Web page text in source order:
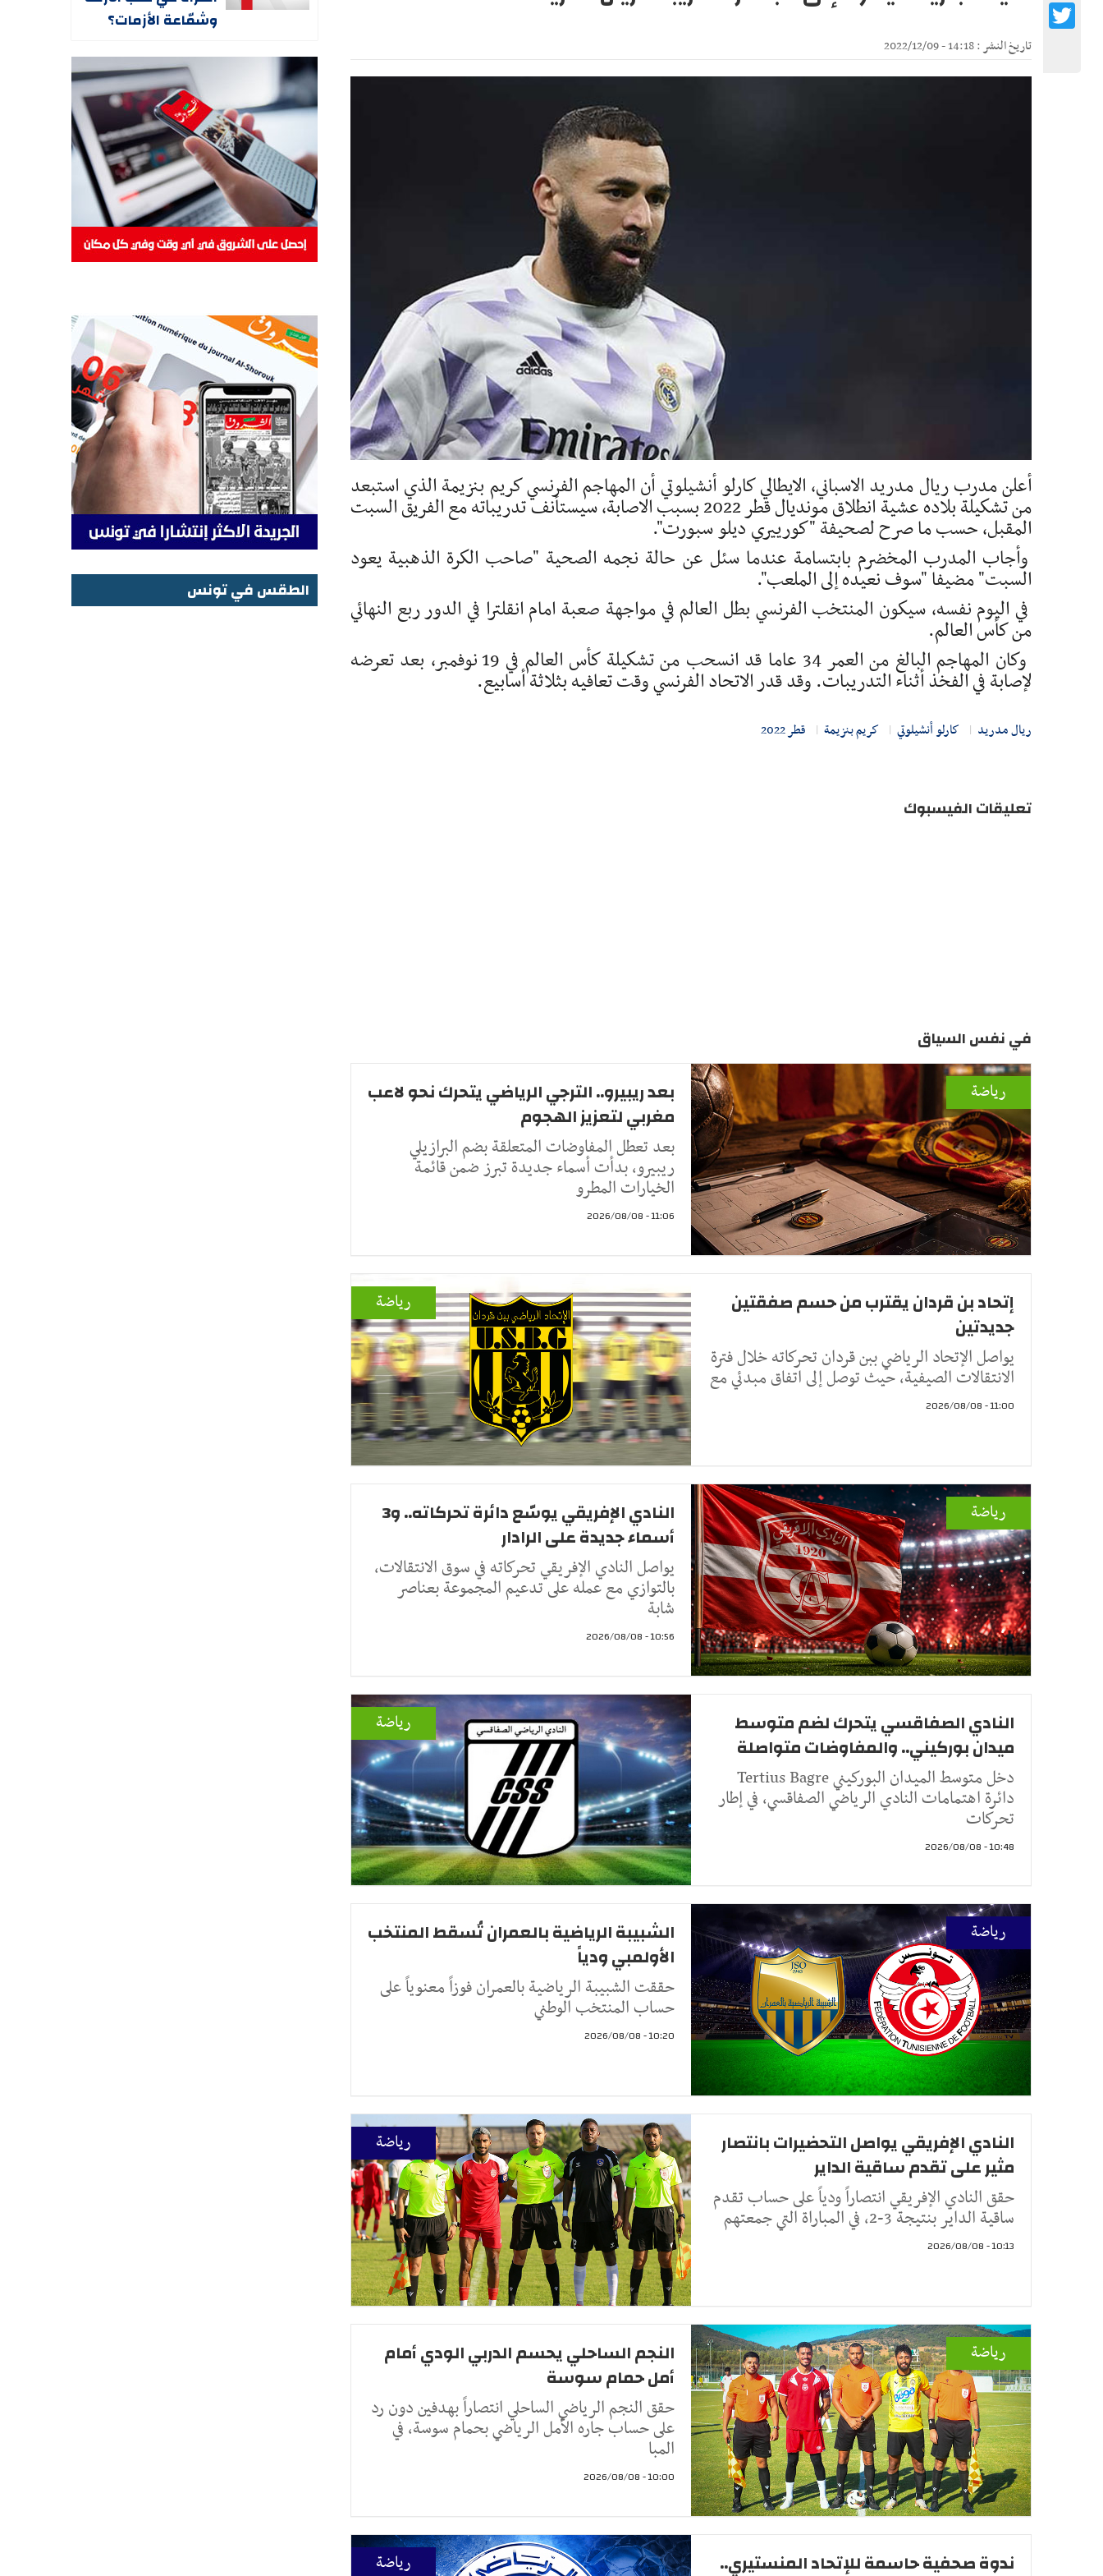
تاريخ النشر : 14:18 - 2022/12/09
أعلن مدرب ريال مدريد الاسباني, الايطالي كارلو أنشيلوتي أن المهاجم الفرنسي كريم بنزيمة الذي استبعد
من تشكيلة بلاده عشية انطلاق مونديال قطر 2022 بسبب الاصابة، سيستأنف تدريباته مع الفريق السبت
المقبل، حسب ما صرح لصحيفة "كورييري ديلو سبورت".
وأجاب المدرب المخضرم بابتسامة عندما سئل عن حالة نجمه الصحية "صاحب الكرة الذهبية يعود
السبت" مضيفا "سوف نعيده إلى الملعب".
في اليوم نفسه، سيكون المنتخب الفرنسي بطل العالم في مواجهة صعبة امام انقلترا في الدور ربع النهائي
من كأس العالم.
وكان المهاجم البالغ من العمر 34 عاما قد انسحب من تشكيلة كأس العالم في 19 نوفمبر، بعد تعرضه
لإصابة في الفخذ أثناء التدريبات. وقد قدر الاتحاد الفرنسي وقت تعافيه بثلاثة أسابيع.
ريال مدريد كارلو أنشيلوتي كريم بنزيمة قطر 2022
Twitter
تعليقات الفيسبوك
في نفس السياق
رياضة
بعد ريبيرو.. الترجي الرياضي يتحرك نحو لاعب
مغربي لتعزيز الهجوم
بعد تعطل المفاوضات المتعلقة بضم البرازيلي
ريبيرو، بدأت أسماء جديدة تبرز ضمن قائمة
الخيارات المطرو
11:06 - 2026/08/08
رياضة
إتحاد بن قردان يقترب من حسم صفقتين
جديدتين
يواصل الإتحاد الرياضي ببن قردان تحركاته خلال فترة
الانتقالات الصيفية، حيث توصل إلى اتفاق مبدئي مع
11:00 - 2026/08/08
رياضة
النادي الإفريقي يوسّع دائرة تحركاته.. و3
أسماء جديدة على الرادار
يواصل النادي الإفريقي تحركاته في سوق الانتقالات،
بالتوازي مع عمله على تدعيم المجموعة بعناصر
شابة
10:56 - 2026/08/08
رياضة
النادي الصفاقسي يتحرك لضم متوسط
ميدان بوركيني.. والمفاوضات متواصلة
دخل متوسط الميدان البوركيني Tertius Bagre
دائرة اهتمامات النادي الرياضي الصفاقسي، في إطار
تحركات
10:48 - 2026/08/08
رياضة
الشبيبة الرياضية بالعمران تُسقط المنتخب
الأولمبي ودياً
حققت الشبيبة الرياضية بالعمران فوزاً معنوياً على
حساب المنتخب الوطني
10:20 - 2026/08/08
رياضة
النادي الإفريقي يواصل التحضيرات بانتصار
مثير على تقدم ساقية الداير
حقق النادي الإفريقي انتصاراً ودياً على حساب تقدم
ساقية الداير بنتيجة 3-2، في المباراة التي جمعتهم
10:13 - 2026/08/08
رياضة
النجم الساحلي يحسم الدربي الودي أمام
أمل حمام سوسة
حقق النجم الرياضي الساحلي انتصاراً بهدفين دون رد
على حساب جاره الأمل الرياضي بحمام سوسة، في
المبا
10:00 - 2026/08/08
رياضة
ندوة صحفية حاسمة للإتحاد المنستيري..
وشمّاعة الأزمات؟
الطقس في تونس